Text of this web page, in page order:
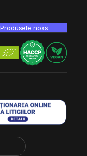
Produsele noastre sunt